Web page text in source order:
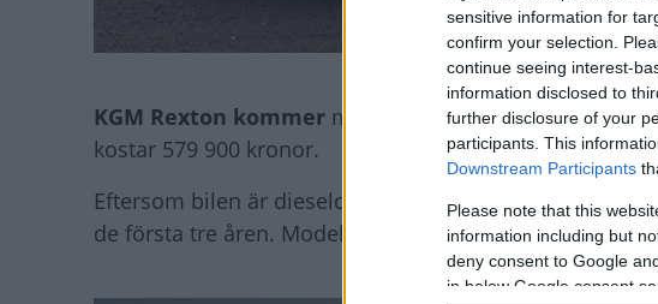
sensitive information for
confirm your selection.
continue seeing interest-
information disclosed to
further disclosure of your
participants. This
Downstream Participants
Please note that this
information including but
deny consent to Google
in below Google consent
KGM Rexton kommer med en 2,2-liters fyrcylindrig
kostar 579 900 kronor.
Eftersom bilen är dieseldriven och relativt tung
de första tre åren. Modellen finns i sjusitsigt utförande